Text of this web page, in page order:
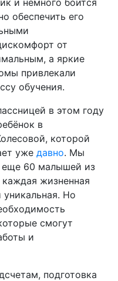
обеспечить его
от
а яркие
привлекали
обучения.
в этом году
в
которой
ужедавно. Мы
еще 60 малышей из
жизненная
уникальная. Но
смогут
и
подготовка